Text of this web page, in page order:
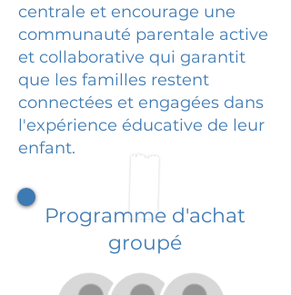
centrale et encourage une
communauté parentale active
et collaborative qui garantit
que les familles restent
connectées et engagées dans
l'expérience éducative de leur
enfant.
Programme d'achat
groupé